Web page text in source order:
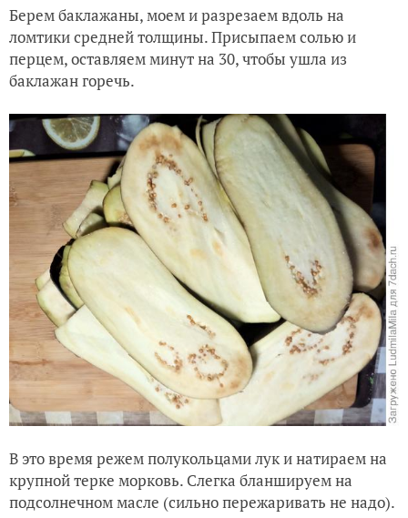
Берем баклажаны, моем и разрезаем вдоль на
ломтики средней толщины. Присыпаем солью и
перцем, оставляем минут на 30, чтобы ушла из
баклажан горечь.
В это время режем полукольцами лук и натираем на
крупной терке морковь. Слегка бланшируем на
подсолнечном масле (сильно пережаривать не надо).